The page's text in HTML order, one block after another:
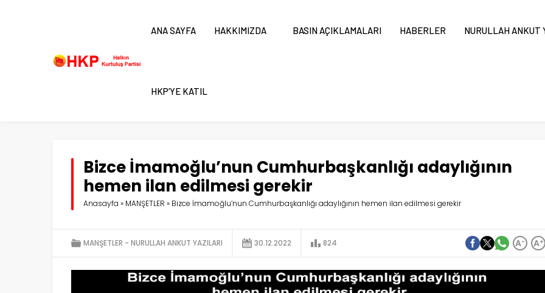
ANA SAYFA HAKKIMIZDA BASIN AÇIKLAMALARI HABERLER NURULLAH ANKUT
HKP’YE KATIL
Bizce İmamoğlu’nun Cumhurbaşkanlığı adaylığının
hemen ilan edilmesi gerekir
Anasayfa » MANŞETLER » Bizce İmamoğlu’nun Cumhurbaşkanlığı adaylığının hemen ilan edilmesi gerekir
MANŞETLER NURULLAH ANKUT YAZILARI 30.12.2022 824 A+
A-